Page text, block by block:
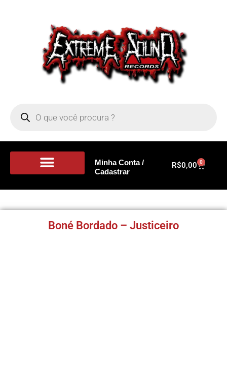
Minha Conta /
Cadastrar
R$0,00 0
Boné Bordado – Justiceiro